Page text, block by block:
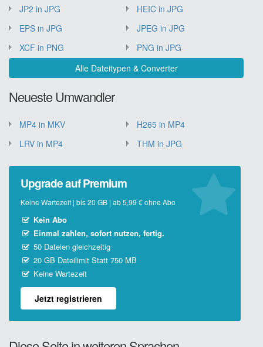
JP2 in JPG
HEIC in JPG
EPS in JPG
JPEG in JPG
XCF in PNG
PNG in JPG
Alle Dateitypen & Converter
Neueste Umwandler
MP4 in MKV
H265 in MP4
LRV in MP4
THM in JPG
Upgrade auf Premium
Keine Wartezeit | bis 20 GB | ab 5,99 € ohne Abo
Kein Abo
Einmal zahlen, sofort nutzen, fertig.
50 Dateien gleichzeitig
20 GB Dateilimit Statt 750 MB
Keine Wartezeit
Jetzt registrieren